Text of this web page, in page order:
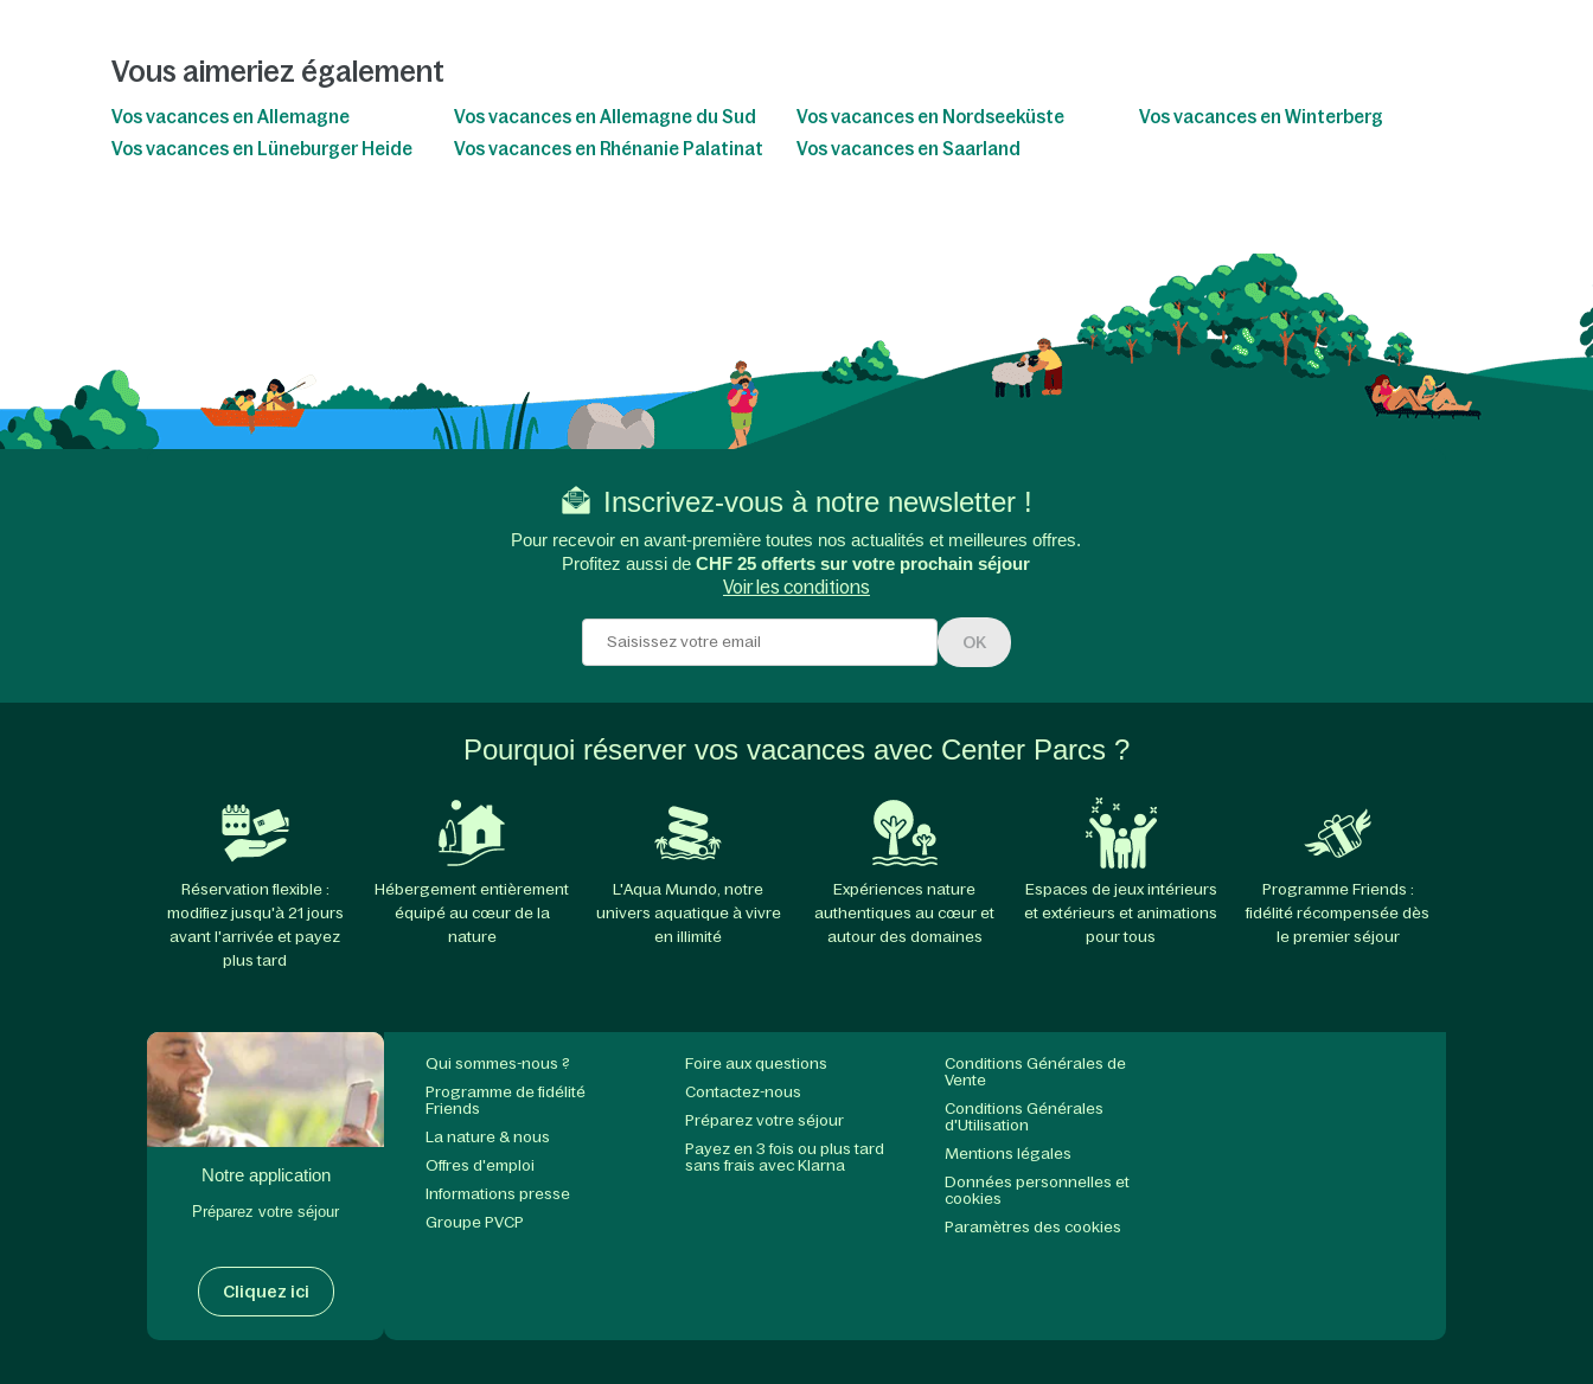
Vous aimeriez également
Vos vacances en Allemagne
Vos vacances en Lüneburger Heide
Vos vacances en Allemagne du Sud
Vos vacances en Rhénanie Palatinat
Vos vacances en Nordseeküste
Vos vacances en Saarland
Vos vacances en Winterberg
Inscrivez-vous à notre newsletter !
Pour recevoir en avant-première toutes nos actualités et meilleures offres.
Profitez aussi deCHF 25 offerts sur votre prochain séjour
Voir les conditions
OK
Pourquoi réserver vos vacances avec Center Parcs ?
Réservation flexible :
modifiez jusqu'à 21 jours
avant l'arrivée et payez
plus tard
Hébergement entièrement
équipé au cœur de la
nature
L'Aqua Mundo, notre
univers aquatique à vivre
en illimité
Expériences nature
authentiques au cœur et
autour des domaines
Espaces de jeux intérieurs
et extérieurs et animations
pour tous
Programme Friends :
fidélité récompensée dès
le premier séjour
Notre application
Préparez votre séjour
Cliquez ici
Qui sommes-nous ?
Programme de fidélité
Friends
La nature & nous
Offres d'emploi
Informations presse
Groupe PVCP
Foire aux questions
Contactez-nous
Préparez votre séjour
Payez en 3 fois ou plus tard
sans frais avec Klarna
Conditions Générales de
Vente
Conditions Générales
d'Utilisation
Mentions légales
Données personnelles et
cookies
Paramètres des cookies